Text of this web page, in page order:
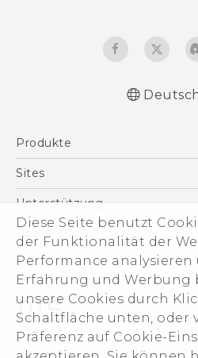
Diese Seite benutzt
der Funktionalität der
Performance
Erfahrung und Werbung
unsere Cookies durch
Schaltfläche unten, oder
Präferenz auf Cookie-
behördliche
English - Quick
English -
English - Safety and
Produkte
Smartphones
VIVE
Zubehör
Sites
HTC Dev
HTC Vive
Unterstützung
Unterstützung
eCommerce Support
Über HTC
ESG
Impressum
Investor
Cookie Preferences
© 2011-2026 HTC Corporation